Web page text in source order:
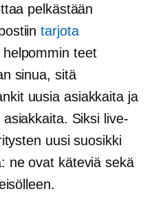
pelkästään
tarjota
teet
sinua, sitä
uusia asiakkaita ja
Siksi live-
uusi suosikki
ne ovat käteviä sekä